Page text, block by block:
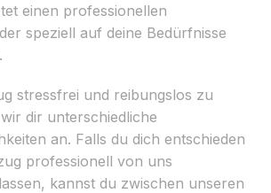
einen professionellen
speziell auf deine Bedürfnisse
stressfrei und reibungslos zu
dir unterschiedliche
an. Falls du dich entschieden
professionell von uns
kannst du zwischen unseren